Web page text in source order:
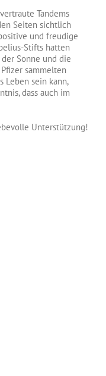
Tandems
Seiten sichtlich
und freudige
Stifts hatten
Sonne und die
sammelten
Leben sein kann,
dass auch im
Unterstützung!